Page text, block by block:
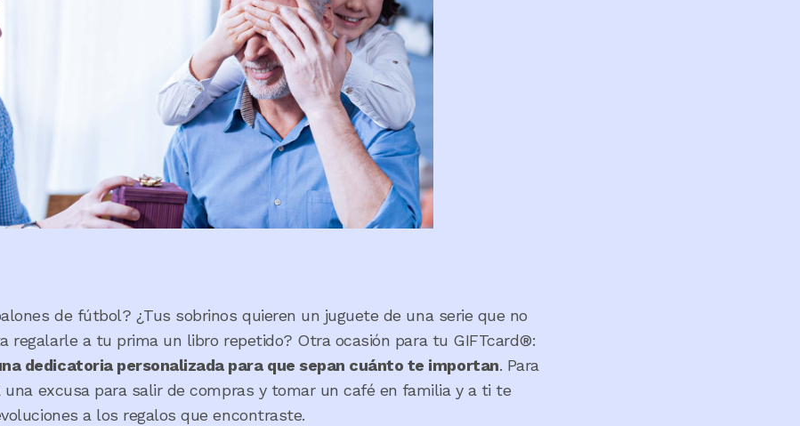
de fútbol? ¿Tus sobrinos quieren un juguete de una serie que no
regalarle a tu prima un libro repetido? Otra ocasión para tu GIFTcard®:
dedicatoria personalizada para que sepan cuánto te importan. Para
excusa para salir de compras y tomar un café en familia y a ti te
a los regalos que encontraste.